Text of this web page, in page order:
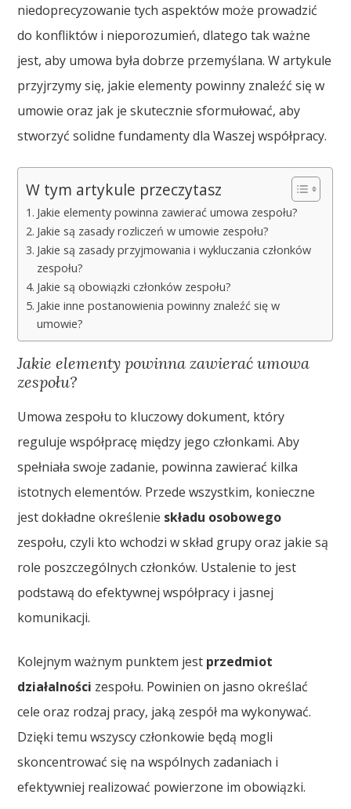
niedoprecyzowanie tych aspektów może prowadzić
do konfliktów i nieporozumień, dlatego tak ważne
jest, aby umowa była dobrze przemyślana. W artykule
przyjrzymy się, jakie elementy powinny znaleźć się w
umowie oraz jak je skutecznie sformułować, aby
stworzyć solidne fundamenty dla Waszej współpracy.
W tym artykule przeczytasz
Jakie elementy powinna zawierać umowa zespołu?
Jakie są zasady rozliczeń w umowie zespołu?
Jakie są zasady przyjmowania i wykluczania członków
zespołu?
Jakie są obowiązki członków zespołu?
Jakie inne postanowienia powinny znaleźć się w
umowie?
Jakie elementy powinna zawierać umowa
zespołu?
Umowa zespołu to kluczowy dokument, który
reguluje współpracę między jego członkami. Aby
spełniała swoje zadanie, powinna zawierać kilka
istotnych elementów. Przede wszystkim, konieczne
jest dokładne określenie składu osobowego
zespołu, czyli kto wchodzi w skład grupy oraz jakie są
role poszczególnych członków. Ustalenie to jest
podstawą do efektywnej współpracy i jasnej
komunikacji.
Kolejnym ważnym punktem jest przedmiot
działalności zespołu. Powinien on jasno określać
cele oraz rodzaj pracy, jaką zespół ma wykonywać.
Dzięki temu wszyscy członkowie będą mogli
skoncentrować się na wspólnych zadaniach i
efektywniej realizować powierzone im obowiązki.